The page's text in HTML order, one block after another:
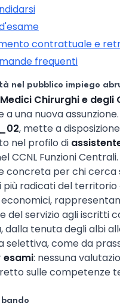
contrattuale e
frequenti
nel pubblico impiego
Chirurghi e
una nuova
, mette a
nel profilo di
CCNL Funzioni Centrali.
concreta per chi
radicati del territorio
del servizio agli iscritti
dalla tenuta degli albi
selettiva, come da
esami: nessuna
sulle competenze